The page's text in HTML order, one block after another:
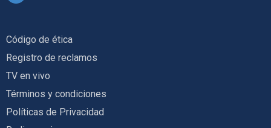
Código de ética
Registro de reclamos
TV en vivo
Términos y condiciones
Políticas de Privacidad